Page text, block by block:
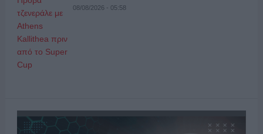
08/08/2026 - 05:58